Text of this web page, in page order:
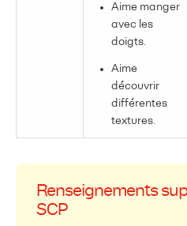
Aime manger
avec les
doigts.
Aime
découvrir
différentes
textures.
Renseignements
SCP